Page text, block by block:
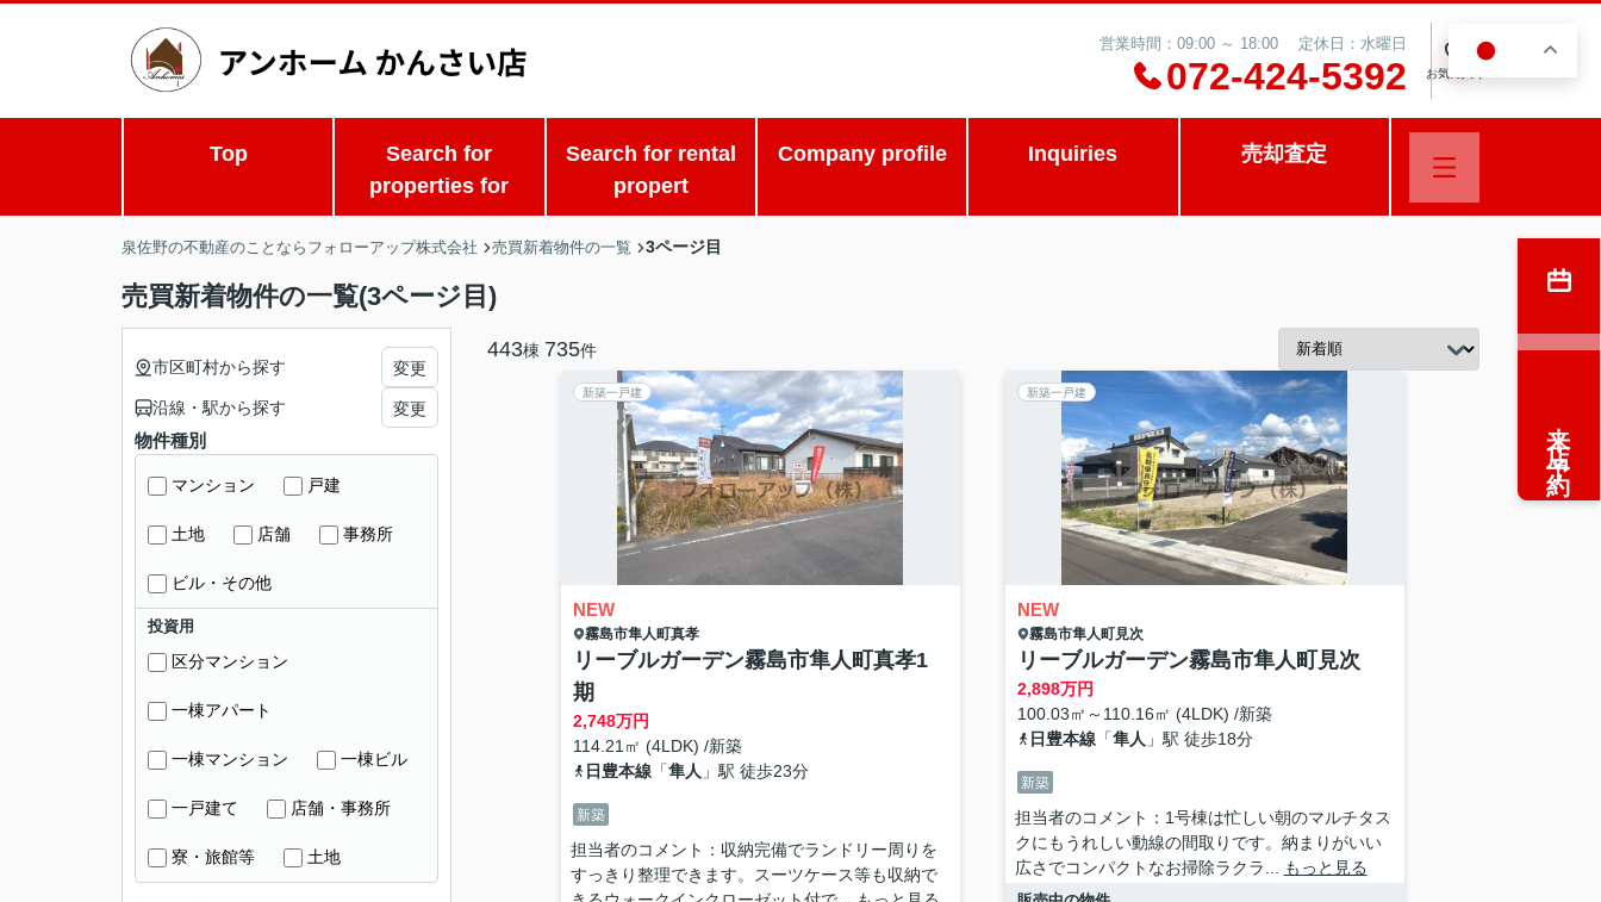
営業時間：09:00 ～ 18:00 定休日：水曜日
072-424-5392 お気に入り
Top
Search for
properties for
Search for rental
propert
Company profile Inquiries 売却査定
泉佐野の不動産のことならフォローアップ株式会社 売買新着物件の一覧 3ページ目
売買新着物件の一覧(3ページ目)
443棟 735件
新築一戸建
NEW
霧島市隼人町真孝
リーブルガーデン霧島市隼人町真孝1
期
2,748万円
114.21㎡ (4LDK) /新築
日豊本線「隼人 」駅 徒歩23分
新築
担当者のコメント：収納完備でランドリー周りを
すっきり整理できます。スーツケース等も収納で
新築一戸建
NEW
霧島市隼人町見次
リーブルガーデン霧島市隼人町見次
2,898万円
100.03㎡～110.16㎡ (4LDK) /新築
日豊本線「隼人 」駅 徒歩18分
新築
担当者のコメント：1号棟は忙しい朝のマルチタス
クにもうれしい動線の間取りです。納まりがいい
広さでコンパクトなお掃除ラクラ...
もっと見る
市区町村から探す 変更
沿線・駅から探す 変更
物件種別
マンション 戸建
土地 店舗 事務所
ビル・その他
投資用
区分マンション
一棟アパート
一棟マンション 一棟ビル
一戸建て 店舗・事務所
寮・旅館等 土地
来店予約